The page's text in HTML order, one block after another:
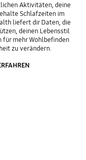
Aktivitäten, deine
Schlafzeiten im
liefert dir Daten, die
deinen Lebensstil
für mehr Wohlbefinden
zu verändern.